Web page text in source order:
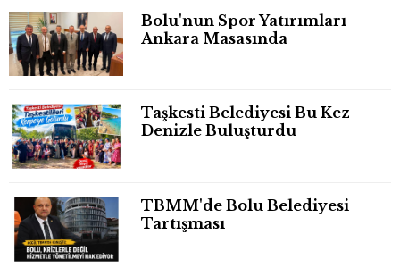
Bolu'nun Spor Yatırımları
Ankara Masasında
Taşkesti Belediyesi Bu Kez
Denizle Buluşturdu
TBMM'de Bolu Belediyesi
Tartışması